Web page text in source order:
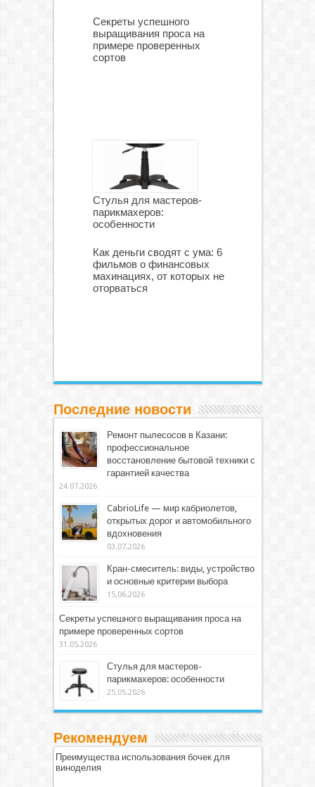
Секреты успешного
выращивания проса на
примере проверенных
сортов
Стулья для мастеров-
парикмахеров:
особенности
Как деньги сводят с ума: 6
фильмов о финансовых
махинациях, от которых не
оторваться
Последние новости
Ремонт пылесосов в Казани:
профессиональное
восстановление бытовой техники с
гарантией качества
24.07.2026
CabrioLife — мир кабриолетов,
открытых дорог и автомобильного
вдохновения
03.07.2026
Кран-смеситель: виды, устройство
и основные критерии выбора
15.06.2026
Секреты успешного выращивания проса на
примере проверенных сортов
31.05.2026
Стулья для мастеров-
парикмахеров: особенности
25.05.2026
Рекомендуем
Преимущества использования бочек для
виноделия